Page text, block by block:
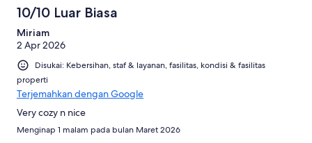
ulasan
10/10 Luar Biasa
Miriam
2 Apr 2026
Disukai: Kebersihan, staf & layanan, fasilitas, kondisi & fasilitas
properti
Terjemahkan dengan Google
Very cozy n nice
Menginap 1 malam pada bulan Maret 2026